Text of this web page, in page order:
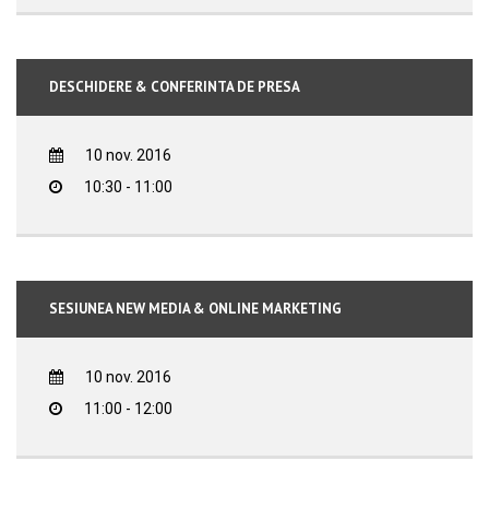
DESCHIDERE & CONFERINTA DE PRESA
10 nov. 2016
10:30 - 11:00
SESIUNEA NEW MEDIA & ONLINE MARKETING
10 nov. 2016
11:00 - 12:00